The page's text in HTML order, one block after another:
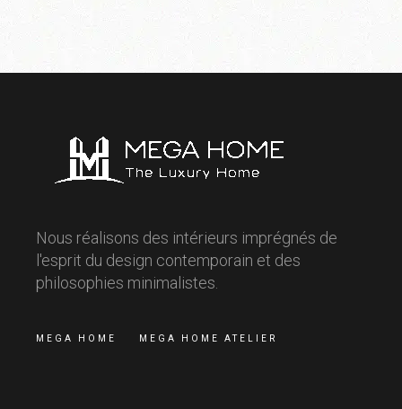
Nous réalisons des intérieurs imprégnés de
l'esprit du design contemporain et des
philosophies minimalistes.
MEGA HOME MEGA HOME ATELIER